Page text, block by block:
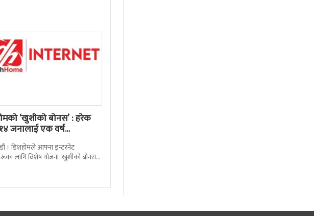
‘खुशीको बोनस’ : हरेक
जनालाई एक वर्ष…
। डिशहोमले आफ्ना इन्टरनेट
लागि विशेष योजना ‘खुशीको बोनस